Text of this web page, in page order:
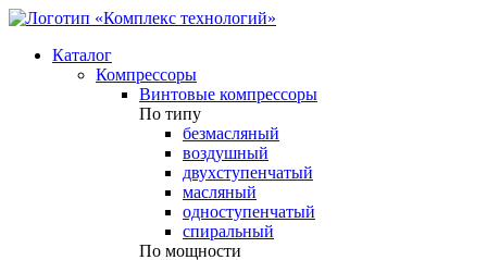
Каталог
Компрессоры
Винтовые компрессоры
По типу
безмасляный
воздушный
двухступенчатый
масляный
одноступенчатый
спиральный
По мощности